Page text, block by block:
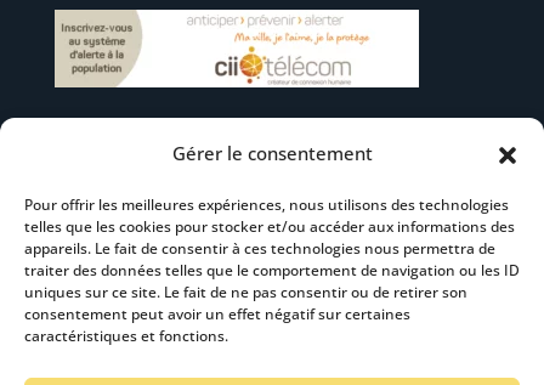
Gérer le consentement
Pour offrir les meilleures expériences, nous utilisons des technologies
telles que les cookies pour stocker et/ou accéder aux informations des
appareils. Le fait de consentir à ces technologies nous permettra de
traiter des données telles que le comportement de navigation ou les ID
uniques sur ce site. Le fait de ne pas consentir ou de retirer son
consentement peut avoir un effet négatif sur certaines
caractéristiques et fonctions.
Suivez-nous
S’abonner à la newsletter